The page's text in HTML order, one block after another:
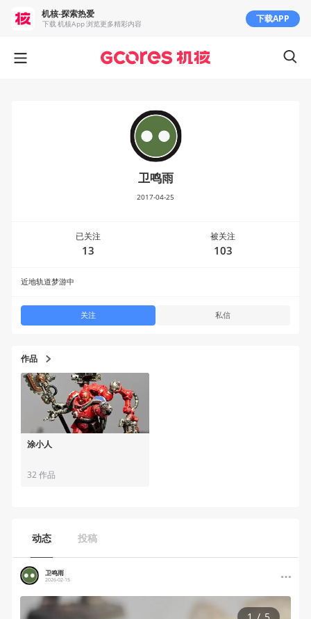
作品
涂小人
32 作品
动态 投稿
卫鸣雨
2026-02-15
卫鸣雨
2017-04-25
已关注
13
被关注
103
近地轨道梦游中
关注 私信
机核-探索热爱
下载 机核App 浏览更多精彩内容 下载APP